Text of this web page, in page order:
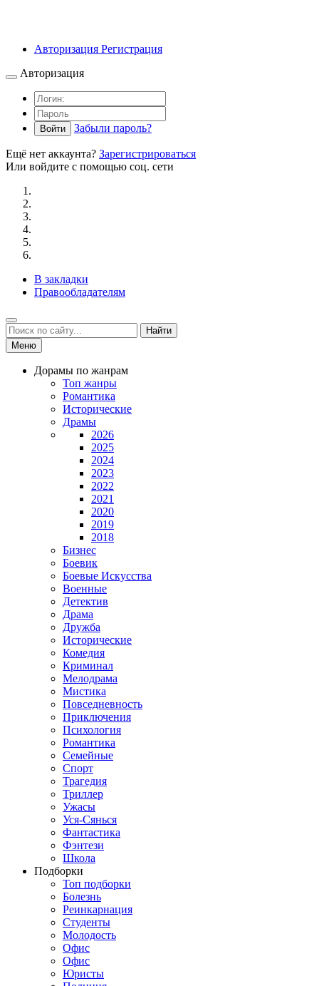
Авторизация Регистрация
Авторизация
Войти Забыли пароль?
Ещё нет аккаунта? Зарегистрироваться
Или войдите с помощью соц. сети
В закладки
Правообладателям
Найти
Меню
Дорамы по жанрам
Топ жанры
Романтика
Исторические
Драмы
2026
2025
2024
2023
2022
2021
2020
2019
2018
Бизнес
Боевик
Боевые Искусства
Военные
Детектив
Драма
Дружба
Исторические
Комедия
Криминал
Мелодрама
Мистика
Повседневность
Приключения
Психология
Романтика
Семейные
Спорт
Трагедия
Триллер
Ужасы
Уся-Сянься
Фантастика
Фэнтези
Школа
Подборки
Топ подборки
Болезнь
Реинкарнация
Студенты
Молодость
Офис
Офис
Юристы